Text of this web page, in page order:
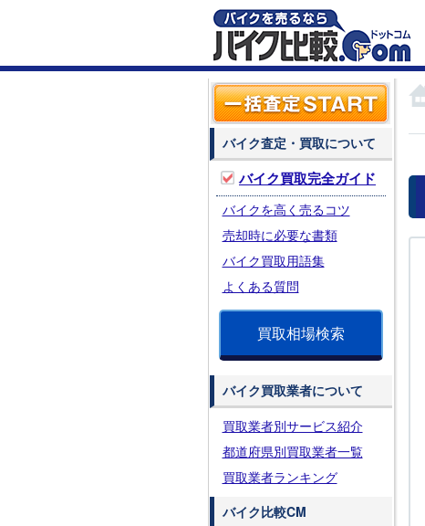
バイク査定・買取について
バイク買取完全ガイド
バイクを高く売るコツ
売却時に必要な書類
バイク買取用語集
よくある質問
買取相場検索
バイク買取業者について
買取業者別サービス紹介
都道府県別買取業者一覧
買取業者ランキング
バイク比較CM